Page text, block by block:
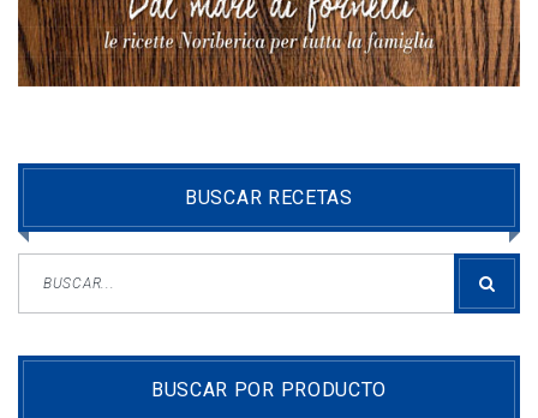
BUSCAR RECETAS
BUSCAR POR PRODUCTO